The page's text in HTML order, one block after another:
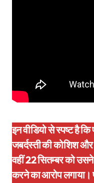
इन वीडियो से स्पष्ट है
जबर्दस्ती की कोशिश
वहीं 22 सितम्बर को
करने का आरोप लगाया।